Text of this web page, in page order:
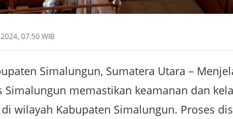
07:50 WIB
Simalungun, Sumatera Utara –
Simalungun memastikan keamanan dan
wilayah Kabupaten Simalungun. Proses